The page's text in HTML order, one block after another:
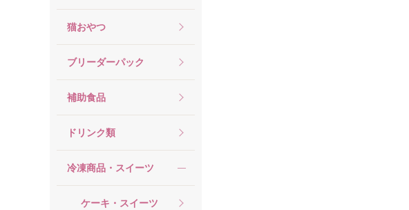
猫おやつ
ブリーダーパック
補助食品
ドリンク類
冷凍商品・スイーツ
ケーキ・スイーツ